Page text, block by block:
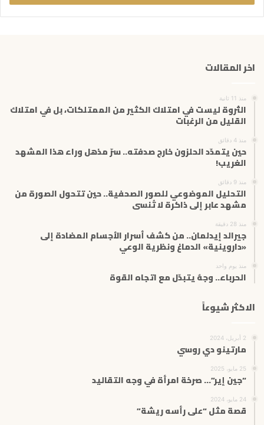
ب
ر
ا
ر
ي
اخر المقالات
منذ 11 ثانية
الثروة ليست في امتلاك الكثير من الممتلكات، بل في امتلاك
القليل من الرغبات
منذ 4 دقائق
حين يتمدّد الحلزون خارج صدفته.. سرّ مذهل وراء هذا المشهد
الغريب!
منذ 9 دقائق
التحليل الموضوعي للصور الصحفية.. حين تتحول الصورة من
مشهد عابر إلى ذاكرة لا تُنسى
منذ 28 دقيقة
جيرالد إيدلمان.. من كشف أسرار الأجسام المضادة إلى
«داروينية» الدماغ ونظرية الوعي
منذ يوم واحد
الحرباء.. وجهٌ يتبدّل مع اتجاه القوة
الاكثر شيوعاً
2 أبريل، 2024
مارتينو دي روسي
25 مايو، 2025
“جين إير”… صرخة امرأة في وجه التقاليد
24 مايو، 2024
قصة مثل “على رأسه ريشة”